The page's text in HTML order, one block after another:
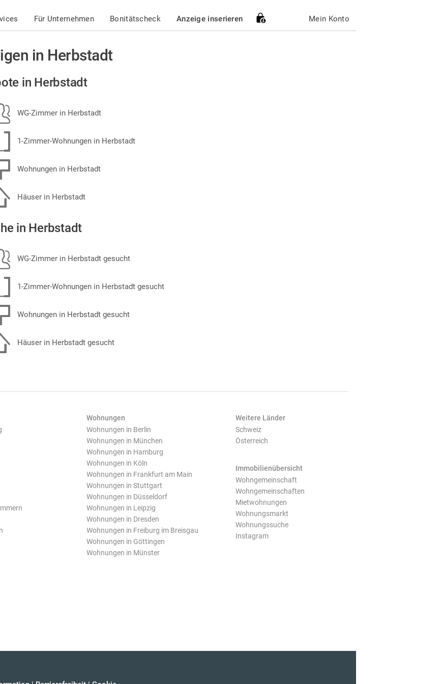
Für Unternehmen Bonitätscheck Anzeige inserieren Mein Konto
in Herbstadt
in Herbstadt
WG-Zimmer in Herbstadt
1-Zimmer-Wohnungen in Herbstadt
Wohnungen in Herbstadt
Häuser in Herbstadt
in Herbstadt
WG-Zimmer in Herbstadt gesucht
1-Zimmer-Wohnungen in Herbstadt gesucht
Wohnungen in Herbstadt gesucht
Häuser in Herbstadt gesucht
Wohnungen
Wohnungen in Berlin
Wohnungen in München
Wohnungen in Hamburg
Wohnungen in Köln
Wohnungen in Frankfurt am Main
Wohnungen in Stuttgart
Wohnungen in Düsseldorf
Wohnungen in Leipzig
Wohnungen in Dresden
Wohnungen in Freiburg im Breisgau
Wohnungen in Göttingen
Wohnungen in Münster
Weitere Länder
Schweiz
Österreich
Immobilienübersicht
Wohngemeinschaft
Wohngemeinschaften
Mietwohnungen
Wohnungsmarkt
Wohnungssuche
Instagram